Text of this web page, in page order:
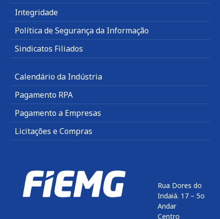
Integridade
Política de Segurança da Informação
Sindicatos Filiados
Calendário da Indústria
Pagamento RPA
Pagamento a Empresas
Licitações e Compras
Rua Dores do
Indaiá. 17 – 5o
Andar
Centro